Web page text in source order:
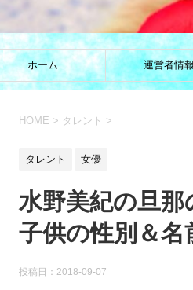
ホーム 運営者情
HOME > タレント >
タレント 女優
水野美紀の旦
子供の性別＆名
投稿日： 2018-09-07